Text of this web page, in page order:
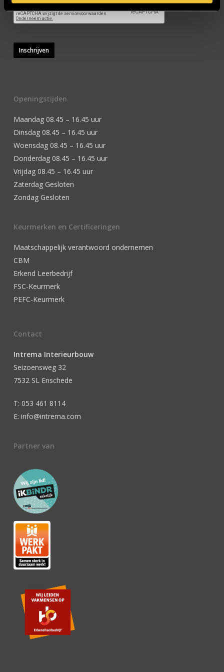
Inschrijven
Openingstijden
Maandag 08.45 – 16.45 uur
Dinsdag 08.45 – 16.45 uur
Woensdag 08.45 – 16.45 uur
Donderdag 08.45 – 16.45 uur
Vrijdag 08.45 – 16.45 uur
Zaterdag Gesloten
Zondag Gesloten
Keurmerken en Certificeringen
Maatschappelijk verantwoord ondernemen
CBM
Erkend Leerbedrijf
FSC-Keurmerk
PEFC-Keurmerk
Contact
Intrema Interieurbouw
Seizoensweg 32
7532 SL Enschede
T: 053 461 8114
E: info@intrema.com
Partner van